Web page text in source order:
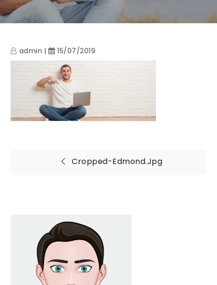
admin 15/07/2019
Navigation
l’article
Cropped-Edmond.jpg